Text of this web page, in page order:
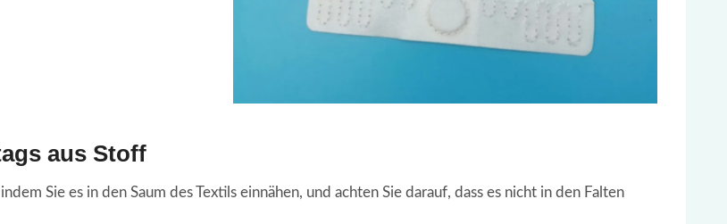
aus Stoff
Sie es in den Saum des Textils einnähen, und achten Sie darauf, dass es nicht in den Falten